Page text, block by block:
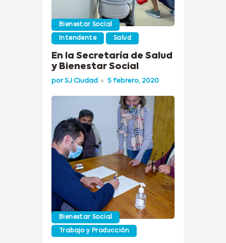
Bienestar Social
Intendente Salud
En la Secretaría de Salud
y Bienestar Social
porSJ Ciudad 5 febrero, 2020
Bienestar Social
Trabajo y Producción